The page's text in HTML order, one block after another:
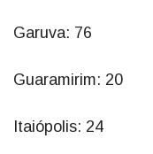
Garuva: 76
Guaramirim: 20
Itaiópolis: 24